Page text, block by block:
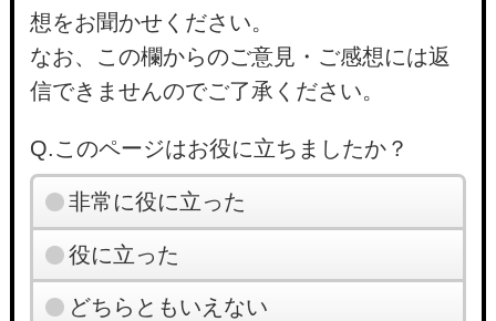
想をお聞かせください。
なお、この欄からのご意見・ご感想には返
信できませんのでご了承ください。
Q.このページはお役に立ちましたか？
非常に役に立った
役に立った
どちらともいえない